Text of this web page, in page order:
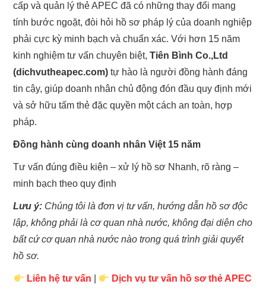
KIẾN THỨC THẺ APEC
TƯ VẤN HỘ CHIẾU
cấp và quản lý thẻ APEC đã có những thay đổi mang
tính bước ngoặt, đòi hỏi hồ sơ pháp lý của doanh nghiệp
phải cực kỳ minh bạch và chuẩn xác. Với hơn 15 năm
kinh nghiệm tư vấn chuyên biệt,Tiên Bình Co.,Ltd
(dichvutheapec.com) tự hào là người đồng hành đáng
tin cậy, giúp doanh nhân chủ động đón đầu quy định mới
và sở hữu tấm thẻ đặc quyền một cách an toàn, hợp
pháp.
Đồng hành cùng doanh nhân Việt 15 năm
Tư vấn đúng điều kiện – xử lý hồ sơ Nhanh, rõ ràng –
minh bạch theo quy định
Lưu ý: Chúng tôi là đơn vị tư vấn, hướng dẫn hồ sơ độc
lập, không phải là cơ quan nhà nước, không đại diện cho
bất cứ cơ quan nhà nước nào trong quá trình giải quyết
hồ sơ.
Liên hệ tư vấn Dịch vụ tư vấn hồ sơ thẻ APEC